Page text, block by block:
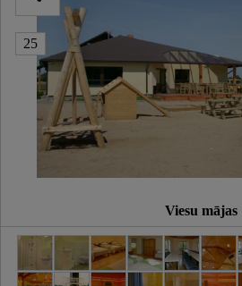
25
Viesu mājas